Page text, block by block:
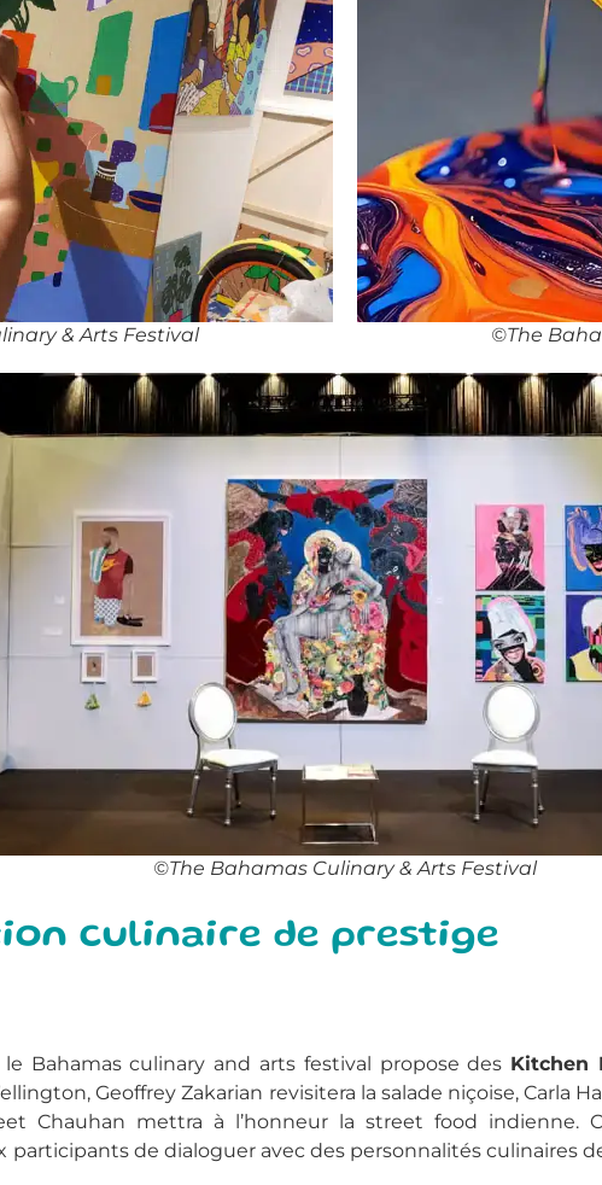
& Arts Festival ©The
©The Bahamas Culinary & Arts Festival
culinaire de prestige
le Bahamas culinary and arts festival propose des Kitchen
Geoffrey Zakarian revisitera la salade niçoise, Carla
Chauhan mettra à l’honneur la street food indienne.
de dialoguer avec des personnalités culinaires